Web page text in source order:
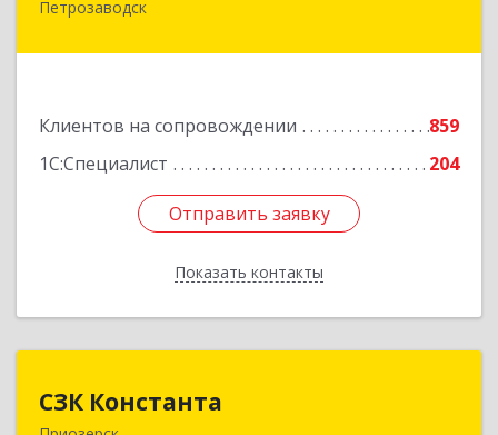
Петрозаводск
Клиентов на сопровождении
859
1С:Специалист
204
Отправить заявку
Показать контакты
185001, Карелия Респ, Петрозаводск г,
Подробнее
Отправить заявку
Назад
СЗК Константа